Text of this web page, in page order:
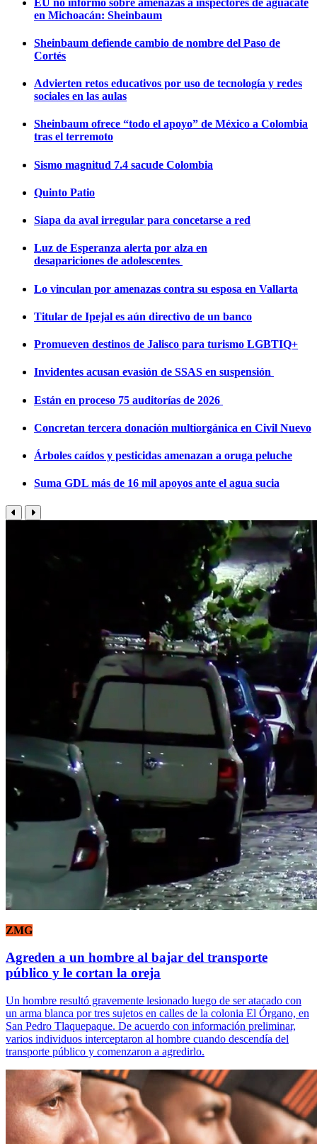
en Michoacán: Sheinbaum
Sheinbaum defiende cambio de nombre del Paso de
Cortés
Advierten retos educativos por uso de tecnología y redes
sociales en las aulas
Sheinbaum ofrece “todo el apoyo” de México a Colombia
tras el terremoto
Sismo magnitud 7.4 sacude Colombia
Quinto Patio
Siapa da aval irregular para concetarse a red
Luz de Esperanza alerta por alza en
desapariciones de adolescentes
Lo vinculan por amenazas contra su esposa en Vallarta
Titular de Ipejal es aún directivo de un banco
Promueven destinos de Jalisco para turismo LGBTIQ+
Invidentes acusan evasión de SSAS en suspensión
Están en proceso 75 auditorías de 2026
Concretan tercera donación multiorgánica en Civil Nuevo
Árboles caídos y pesticidas amenazan a oruga peluche
Suma GDL más de 16 mil apoyos ante el agua sucia
ZMG
Agreden a un hombre al bajar del transporte
público y le cortan la oreja
Un hombre resultó gravemente lesionado luego de ser atacado con
un arma blanca por tres sujetos en calles de la colonia El Órgano, en
San Pedro Tlaquepaque. De acuerdo con información preliminar,
varios individuos interceptaron al hombre cuando descendía del
transporte público y comenzaron a agredirlo.